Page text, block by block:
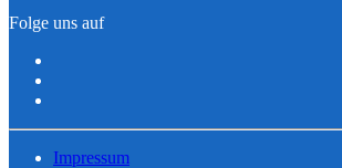
Folge uns auf
Impressum